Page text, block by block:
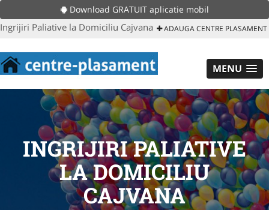
Download GRATUIT aplicatie mobil
Ingrijiri Paliative la Domiciliu Cajvana ADAUGA CENTRE PLASAMENT
MENU
INGRIJIRI PALIATIVE
LA DOMICILIU
CAJVANA